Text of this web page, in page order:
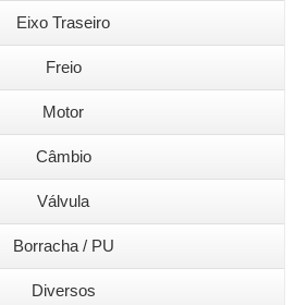
Eixo Traseiro
Freio
Motor
Câmbio
Válvula
Borracha / PU
Diversos